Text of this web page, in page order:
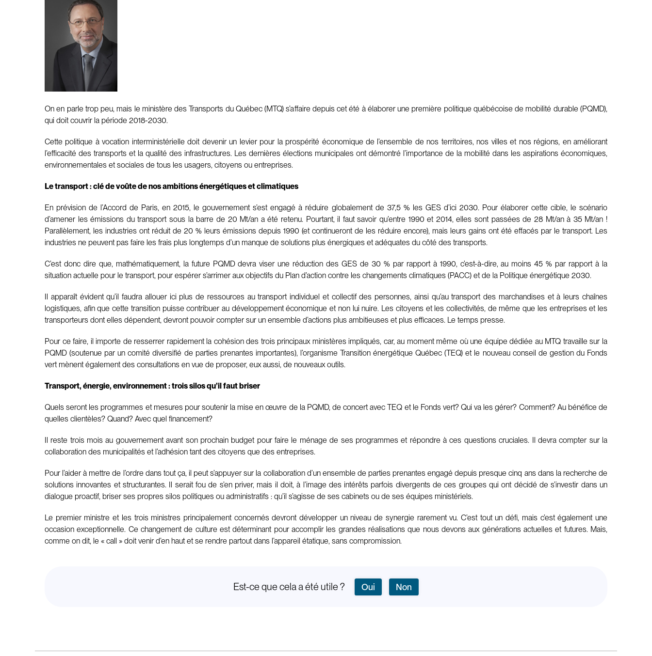
On en parle trop peu, mais le ministère des Transports du Québec (MTQ) s’affaire depuis cet été à élaborer une première politique québécoise de mobilité durable (PQMD),
qui doit couvrir la période 2018-2030.
Cette politique à vocation interministérielle doit devenir un levier pour la prospérité économique de l’ensemble de nos territoires, nos villes et nos régions, en améliorant
l’efficacité des transports et la qualité des infrastructures. Les dernières élections municipales ont démontré l’importance de la mobilité dans les aspirations économiques,
environnementales et sociales de tous les usagers, citoyens ou entreprises.
Le transport : clé de voûte de nos ambitions énergétiques et climatiques
En prévision de l’Accord de Paris, en 2015, le gouvernement s’est engagé à réduire globalement de 37,5 % les GES d’ici 2030. Pour élaborer cette cible, le scénario
d’amener les émissions du transport sous la barre de 20 Mt/an a été retenu. Pourtant, il faut savoir qu’entre 1990 et 2014, elles sont passées de 28 Mt/an à 35 Mt/an !
Parallèlement, les industries ont réduit de 20 % leurs émissions depuis 1990 (et continueront de les réduire encore), mais leurs gains ont été effacés par le transport. Les
industries ne peuvent pas faire les frais plus longtemps d’un manque de solutions plus énergiques et adéquates du côté des transports.
C’est donc dire que, mathématiquement, la future PQMD devra viser une réduction des GES de 30 % par rapport à 1990, c’est-à-dire, au moins 45 % par rapport à la
situation actuelle pour le transport, pour espérer s’arrimer aux objectifs du Plan d’action contre les changements climatiques (PACC) et de la Politique énergétique 2030.
Il apparaît évident qu’il faudra allouer ici plus de ressources au transport individuel et collectif des personnes, ainsi qu’au transport des marchandises et à leurs chaînes
logistiques, afin que cette transition puisse contribuer au développement économique et non lui nuire. Les citoyens et les collectivités, de même que les entreprises et les
transporteurs dont elles dépendent, devront pouvoir compter sur un ensemble d’actions plus ambitieuses et plus efficaces. Le temps presse.
Pour ce faire, il importe de resserrer rapidement la cohésion des trois principaux ministères impliqués, car, au moment même où une équipe dédiée au MTQ travaille sur la
PQMD (soutenue par un comité diversifié de parties prenantes importantes), l’organisme Transition énergétique Québec (TEQ) et le nouveau conseil de gestion du Fonds
vert mènent également des consultations en vue de proposer, eux aussi, de nouveaux outils.
Transport, énergie, environnement : trois silos qu’il faut briser
Quels seront les programmes et mesures pour soutenir la mise en œuvre de la PQMD, de concert avec TEQ et le Fonds vert? Qui va les gérer? Comment? Au bénéfice de
quelles clientèles? Quand? Avec quel financement?
Il reste trois mois au gouvernement avant son prochain budget pour faire le ménage de ses programmes et répondre à ces questions cruciales. Il devra compter sur la
collaboration des municipalités et l’adhésion tant des citoyens que des entreprises.
Pour l’aider à mettre de l’ordre dans tout ça, il peut s’appuyer sur la collaboration d’un ensemble de parties prenantes engagé depuis presque cinq ans dans la recherche de
solutions innovantes et structurantes. Il serait fou de s’en priver, mais il doit, à l’image des intérêts parfois divergents de ces groupes qui ont décidé de s’investir dans un
dialogue proactif, briser ses propres silos politiques ou administratifs : qu’il s’agisse de ses cabinets ou de ses équipes ministériels.
Le premier ministre et les trois ministres principalement concernés devront développer un niveau de synergie rarement vu. C’est tout un défi, mais c’est également une
occasion exceptionnelle. Ce changement de culture est déterminant pour accomplir les grandes réalisations que nous devons aux générations actuelles et futures. Mais,
comme on dit, le « call » doit venir d’en haut et se rendre partout dans l’appareil étatique, sans compromission.
Est-ce que cela a été utile ? Oui Non